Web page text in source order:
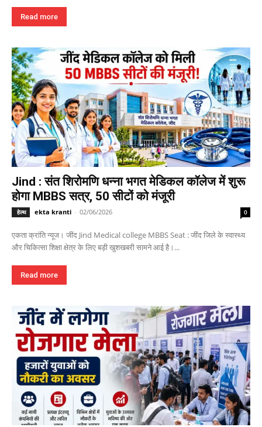
Read more
Jind : संत शिरोमणि धन्ना भगत मेडिकल कॉलेज में शुरू
होगा MBBS सत्र, 50 सीटों को मंजूरी
हेल्थ ekta kranti - 02/06/2026 0
एकता क्रांति न्यूज। जींद Jind Medical college MBBS Seat : जींद जिले के स्वास्थ्य
और चिकित्सा शिक्षा क्षेत्र के लिए बड़ी खुशखबरी सामने आई है।...
Read more